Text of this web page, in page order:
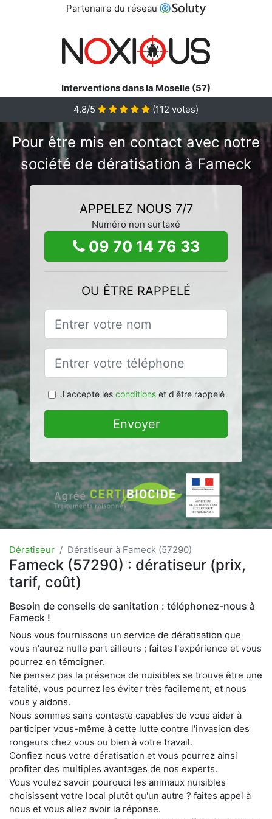
Partenaire du réseau
Interventions dans la Moselle (57)
4.8/5
(112 votes)
Pour être mis en contact avec notre
société de dératisation à Fameck
APPELEZ NOUS 7/7
Numéro non surtaxé
09 70 14 76 33
OU ÊTRE RAPPELÉ
J'accepte les conditionset d'être rappelé
Envoyer
Dératiseur Dératiseur à Fameck (57290)
Fameck (57290) : dératiseur (prix,
tarif, coût)
Besoin de conseils de sanitation : téléphonez-nous à
Fameck !
Nous vous fournissons un service de dératisation que
vous n'aurez nulle part ailleurs ; faites l'expérience et vous
pourrez en témoigner.
Ne pensez pas la présence de nuisibles se trouve être une
fatalité, vous pourrez les éviter très facilement, et nous
vous y aidons.
Nous sommes sans conteste capables de vous aider à
participer vous-même à cette lutte contre l'invasion des
rongeurs chez vous ou bien à votre travail.
Confiez nous votre dératisation et vous pourrez ainsi
profiter des multiples avantages de nos experts.
Vous voulez savoir pourquoi les animaux nuisibles
choisissent votre local plutôt qu'un autre ? faites appel à
nous et vous allez avoir la réponse.